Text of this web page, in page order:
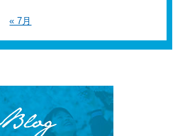
« 7月